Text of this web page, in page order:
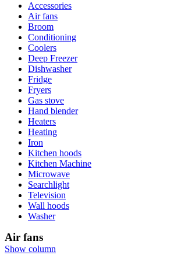
Accessories
Air fans
Broom
Conditioning
Coolers
Deep Freezer
Dishwasher
Fridge
Fryers
Gas stove
Hand blender
Heaters
Heating
Iron
Kitchen hoods
Kitchen Machine
Microwave
Searchlight
Television
Wall hoods
Washer
Air fans
Show column